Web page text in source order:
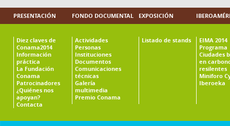
PRESENTACIÓN
Diez claves de
Conama2014
Información
práctica
La Fundación
Conama
Patrocinadores
¿Quiénes nos
apoyan?
Contacta
FONDO DOCUMENTAL
Actividades
Personas
Instituciones
Documentos
Comunicaciones
técnicas
Galería
multimedia
Premio Conama
EXPOSICIÓN
Listado de stands
EIMA 2014
Programa
Ciudades
en
resilentes
Miniforo
Iberoeka